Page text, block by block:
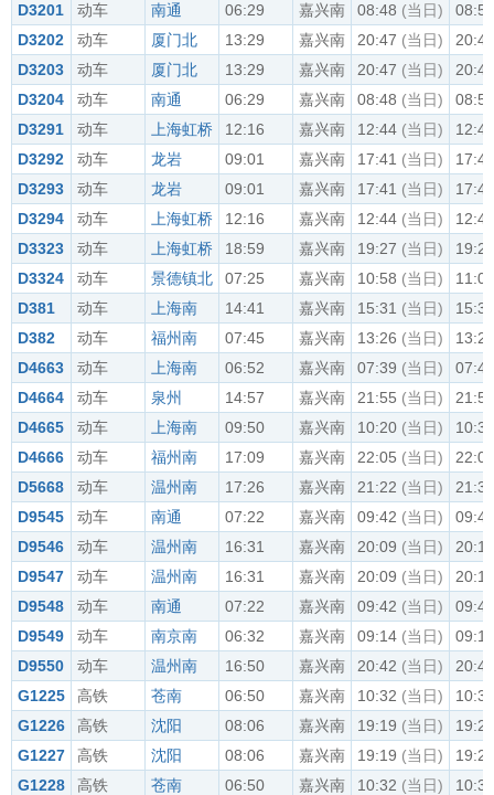
D3201
动车 南通 06:29 嘉兴南 08:48 (当日)
08:50
D3202
动车 厦门北 13:29 嘉兴南 20:47 (当日)
20:49
D3203
动车 厦门北 13:29 嘉兴南 20:47 (当日)
20:49
D3204
动车 南通 06:29 嘉兴南 08:48 (当日)
08:50
D3291
动车 上海虹桥 12:16 嘉兴南 12:44 (当日)
12:46
D3292
动车 龙岩 09:01 嘉兴南 17:41 (当日)
17:43
D3293
动车 龙岩 09:01 嘉兴南 17:41 (当日)
17:43
D3294
动车 上海虹桥 12:16 嘉兴南 12:44 (当日)
12:46
D3323
动车 上海虹桥 18:59 嘉兴南 19:27 (当日)
19:29
D3324
动车 景德镇北 07:25 嘉兴南 10:58 (当日)
11:00
D381
动车 上海南 14:41 嘉兴南 15:31 (当日)
15:37
D382
动车 福州南 07:45 嘉兴南 13:26 (当日)
13:28
D4663
动车 上海南 06:52 嘉兴南 07:39 (当日)
07:44
D4664
动车 泉州 14:57 嘉兴南 21:55 (当日)
21:57
D4665
动车 上海南 09:50 嘉兴南 10:20 (当日)
10:30
D4666
动车 福州南 17:09 嘉兴南 22:05 (当日)
22:07
D5668
动车 温州南 17:26 嘉兴南 21:22 (当日)
21:38
D9545
动车 南通 07:22 嘉兴南 09:42 (当日)
09:44
D9546
动车 温州南 16:31 嘉兴南 20:09 (当日)
20:11
D9547
动车 温州南 16:31 嘉兴南 20:09 (当日)
20:11
D9548
动车 南通 07:22 嘉兴南 09:42 (当日)
09:44
D9549
动车 南京南 06:32 嘉兴南 09:14 (当日)
09:16
D9550
动车 温州南 16:50 嘉兴南 20:42 (当日)
20:45
G1225
高铁 苍南 06:50 嘉兴南 10:32 (当日)
10:34
G1226
高铁 沈阳 08:06 嘉兴南 19:19 (当日)
19:21
G1227
高铁 沈阳 08:06 嘉兴南 19:19 (当日)
19:21
G1228
高铁 苍南 06:50 嘉兴南 10:32 (当日)
10:34